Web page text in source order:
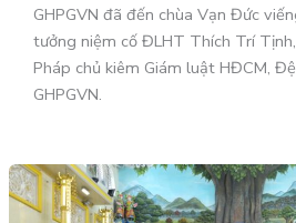
GHPGVN đã đến chùa Vạn Đức
tưởng niệm cố ĐLHT Thích Trí
Pháp chủ kiêm Giám luật HĐCM,
GHPGVN.